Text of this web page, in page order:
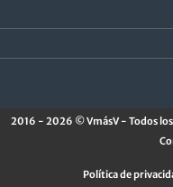
2016 - 2026 © VmásV - Todos los
Política de